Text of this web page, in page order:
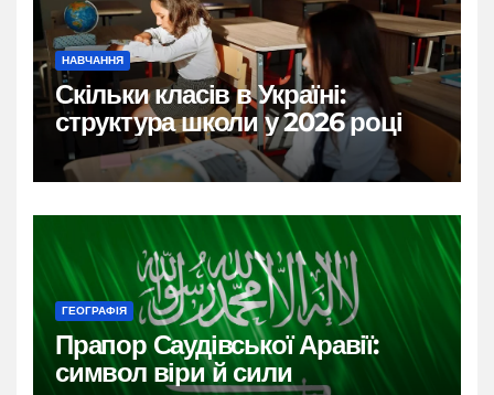
НАВЧАННЯ
Скільки класів в Україні:
структура школи у 2026 році
ГЕОГРАФІЯ
Прапор Саудівської Аравії:
символ віри й сили